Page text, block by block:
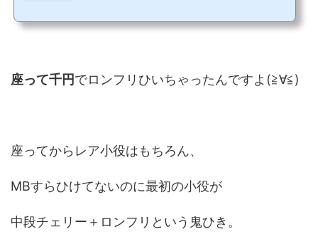
上乗せ性能を誇り最大の見せ場であります。 僕はアルティメットバトルが始まった
座って千円でロンフリひいちゃったんですよ(≧∀≦)
座ってからレア小役はもちろん、
MBすらひけてないのに最初の小役が
中段チェリー＋ロンフリという鬼ひき。